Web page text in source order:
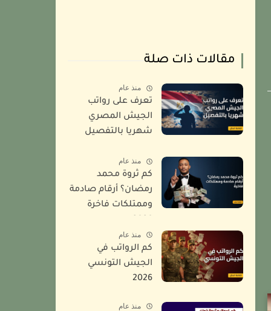
مقالات ذات صلة
منذ عام
تعرف على رواتب
الجيش المصري
شهريا بالتفصيل
منذ عام
كم ثروة محمد
رمضان؟ أرقام صادمة
وممتلكات فاخرة
منذ عام
كم الرواتب في
الجيش التونسي
2026
منذ عام